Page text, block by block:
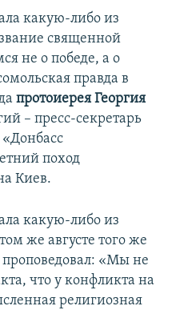
какую-либо из
священной
не о победе, а о
правда в
протоиерея Георгия
– пресс-секретарь
поход
Киев.
какую-либо из
же августе того же
проповедовал: «Мы не
что у конфликта на
религиозная